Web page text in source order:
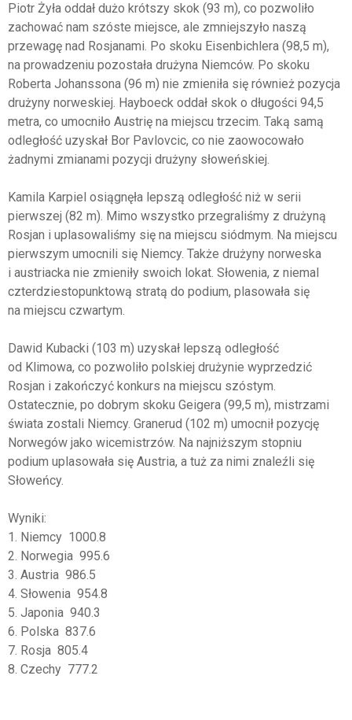
Piotr Żyła oddał dużo krótszy skok (93 m), co pozwoliło
zachować nam szóste miejsce, ale zmniejszyło naszą
przewagę nad Rosjanami. Po skoku Eisenbichlera (98,5 m),
na prowadzeniu pozostała drużyna Niemców. Po skoku
Roberta Johanssona (96 m) nie zmieniła się również pozycja
drużyny norweskiej. Hayboeck oddał skok o długości 94,5
metra, co umocniło Austrię na miejscu trzecim. Taką samą
odległość uzyskał Bor Pavlovcic, co nie zaowocowało
żadnymi zmianami pozycji drużyny słoweńskiej.
Kamila Karpiel osiągnęła lepszą odległość niż w serii
pierwszej (82 m). Mimo wszystko przegraliśmy z drużyną
Rosjan i uplasowaliśmy się na miejscu siódmym. Na miejscu
pierwszym umocnili się Niemcy. Także drużyny norweska
i austriacka nie zmieniły swoich lokat. Słowenia, z niemal
czterdziestopunktową stratą do podium, plasowała się
na miejscu czwartym.
Dawid Kubacki (103 m) uzyskał lepszą odległość
od Klimowa, co pozwoliło polskiej drużynie wyprzedzić
Rosjan i zakończyć konkurs na miejscu szóstym.
Ostatecznie, po dobrym skoku Geigera (99,5 m), mistrzami
świata zostali Niemcy. Granerud (102 m) umocnił pozycję
Norwegów jako wicemistrzów. Na najniższym stopniu
podium uplasowała się Austria, a tuż za nimi znaleźli się
Słoweńcy.
Wyniki:
1. Niemcy 1000.8
2. Norwegia 995.6
3. Austria 986.5
4. Słowenia 954.8
5. Japonia 940.3
6. Polska 837.6
7. Rosja 805.4
8. Czechy 777.2